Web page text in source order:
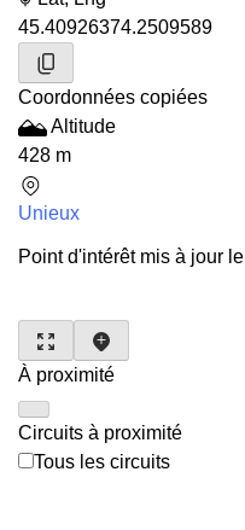
45.40926374.2509589
Coordonnées copiées
Altitude
428 m
Unieux
Point d'intérêt mis à jour le
À proximité
Circuits à proximité
Tous les circuits